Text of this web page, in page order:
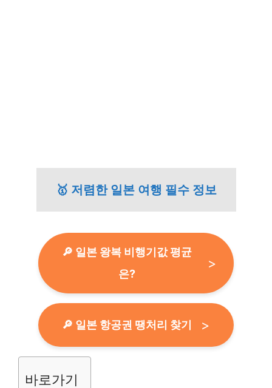
🥇 저렴한 일본 여행 필수 정보
🔎 일본 왕복 비행기값 평균
은?
🔎 일본 항공권 땡처리 찾기
바로가기